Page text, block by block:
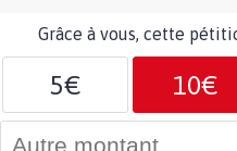
Grâce à vous, cette
5€ 10€